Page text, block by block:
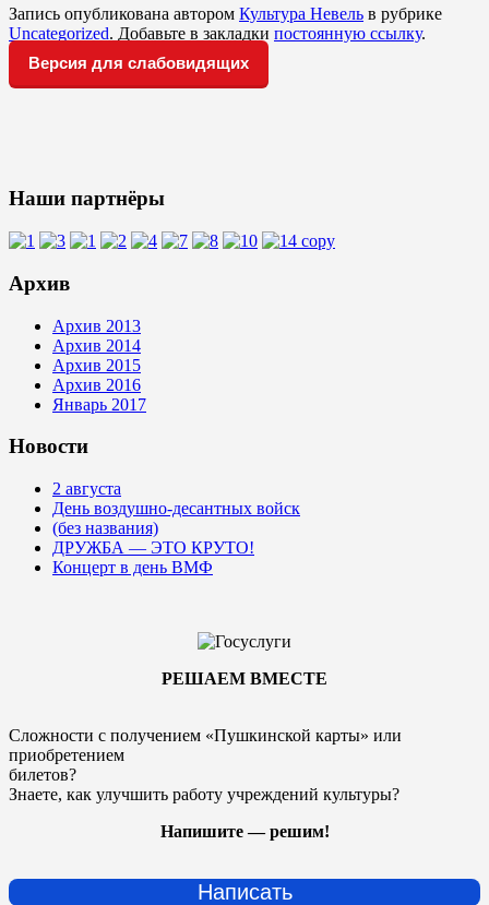
Запись опубликована автором Культура Невель в рубрике
Uncategorized. Добавьте в закладки постоянную ссылку.
Версия для слабовидящих
Наши партнёры
Архив
Архив 2013
Архив 2014
Архив 2015
Архив 2016
Январь 2017
Новости
2 августа
День воздушно-десантных войск
(без названия)
ДРУЖБА — ЭТО КРУТО!
Концерт в день ВМФ
РЕШАЕМ ВМЕСТЕ
Сложности с получением «Пушкинской карты» или
приобретением
билетов?
Знаете, как улучшить работу учреждений культуры?
Напишите — решим!
Написать